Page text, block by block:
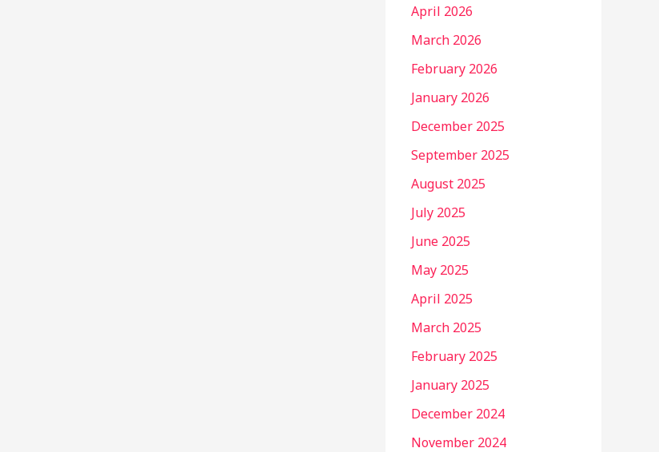
April 2026
March 2026
February 2026
January 2026
December 2025
September 2025
August 2025
July 2025
June 2025
May 2025
April 2025
March 2025
February 2025
January 2025
December 2024
November 2024